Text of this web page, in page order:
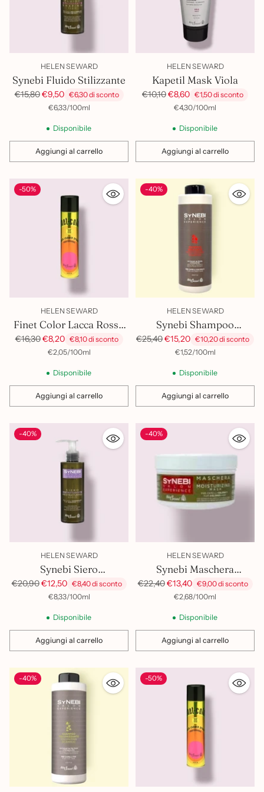
HELEN SEWARD
Synebi Fluido Stilizzante
Prezzo
€15,80€9,50 €6,30 di sconto
Prezzo
€6,33/
per 100ml
Disponibile
Aggiungi al carrello
Quantità
HELEN SEWARD
Kapetil Mask Viola
Prezzo
€10,10€8,60 €1,50 di sconto
Prezzo
€4,30/
per 100ml
Disponibile
Aggiungi al carrello
Quantità
-50%
HELEN SEWARD
Finet Color Lacca Rosso
Rame
Prezzo
€16,30€8,20 €8,10 di sconto
Prezzo
€2,05/
per 100ml
Disponibile
Aggiungi al carrello
Quantità
-40%
HELEN SEWARD
Synebi Shampoo
Idratante 1Lt
Prezzo
€25,40€15,20 €10,20 di sconto
Prezzo
€1,52/
per 100ml
Disponibile
Aggiungi al carrello
Quantità
-40%
HELEN SEWARD
Synebi Siero
Ristrutturante
Prezzo
€20,90€12,50 €8,40 di sconto
Prezzo
€8,33/
per 100ml
Disponibile
Aggiungi al carrello
Quantità
-40%
HELEN SEWARD
Synebi Maschera
Idratante 500Ml
Prezzo
€22,40€13,40 €9,00 di sconto
Prezzo
€2,68/
per 100ml
Disponibile
Aggiungi al carrello
Quantità
-40% -50%